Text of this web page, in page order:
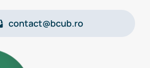
contact@bcub.ro